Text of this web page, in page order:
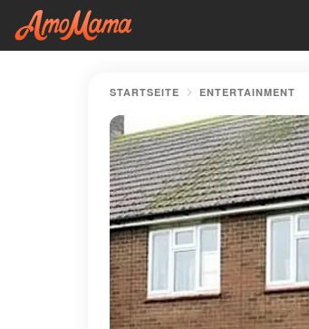
STARTSEITE ENTERTAINMENT